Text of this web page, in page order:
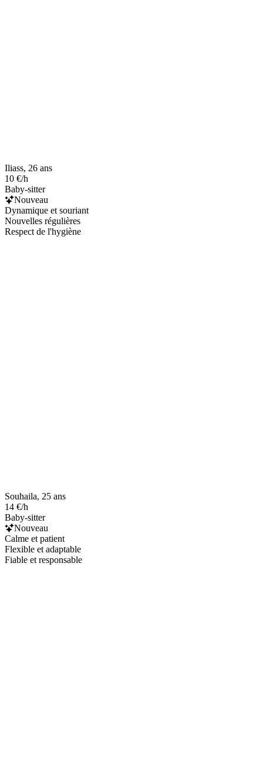
Iliass, 26 ans
10 €/h
Baby-sitter
Nouveau
Dynamique et souriant
Nouvelles régulières
Respect de l'hygiène
Souhaila, 25 ans
14 €/h
Baby-sitter
Nouveau
Calme et patient
Flexible et adaptable
Fiable et responsable